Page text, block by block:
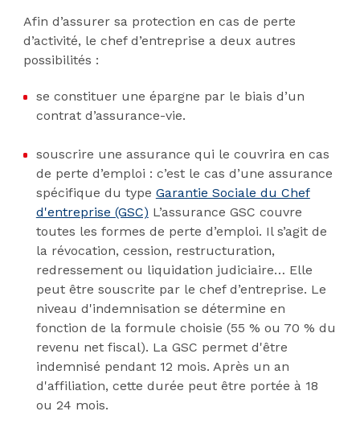
Afin d’assurer sa protection en cas de perte
d’activité, le chef d’entreprise a deux autres
possibilités :
se constituer une épargne par le biais d’un
contrat d’assurance-vie.
souscrire une assurance qui le couvrira en cas
de perte d’emploi : c’est le cas d’une assurance
spécifique du type Garantie Sociale du Chef
d'entreprise (GSC) L’assurance GSC couvre
toutes les formes de perte d’emploi. Il s’agit de
la révocation, cession, restructuration,
redressement ou liquidation judiciaire… Elle
peut être souscrite par le chef d’entreprise. Le
niveau d'indemnisation se détermine en
fonction de la formule choisie (55 % ou 70 % du
revenu net fiscal). La GSC permet d'être
indemnisé pendant 12 mois. Après un an
d'affiliation, cette durée peut être portée à 18
ou 24 mois.